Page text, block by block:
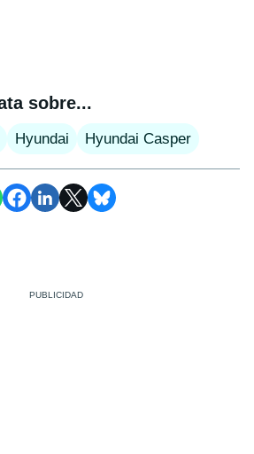
sobre...
Hyundai Hyundai Casper